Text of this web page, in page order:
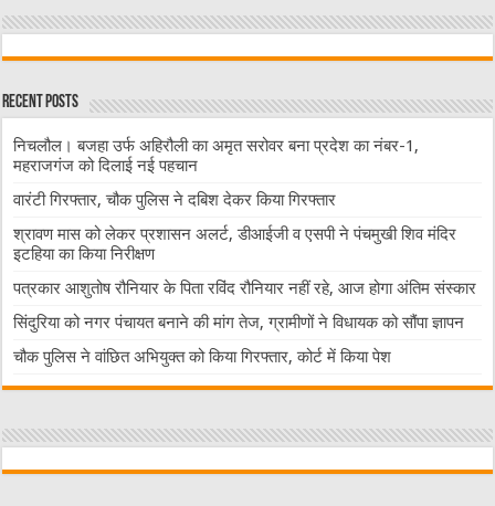
Recent Posts
निचलौल। बजहा उर्फ अहिरौली का अमृत सरोवर बना प्रदेश का नंबर-1,
महराजगंज को दिलाई नई पहचान
वारंटी गिरफ्तार, चौक पुलिस ने दबिश देकर किया गिरफ्तार
श्रावण मास को लेकर प्रशासन अलर्ट, डीआईजी व एसपी ने पंचमुखी शिव मंदिर
इटहिया का किया निरीक्षण
पत्रकार आशुतोष रौनियार के पिता रविंद रौनियार नहीं रहे, आज होगा अंतिम संस्कार
सिंदुरिया को नगर पंचायत बनाने की मांग तेज, ग्रामीणों ने विधायक को सौंपा ज्ञापन
चौक पुलिस ने वांछित अभियुक्त को किया गिरफ्तार, कोर्ट में किया पेश